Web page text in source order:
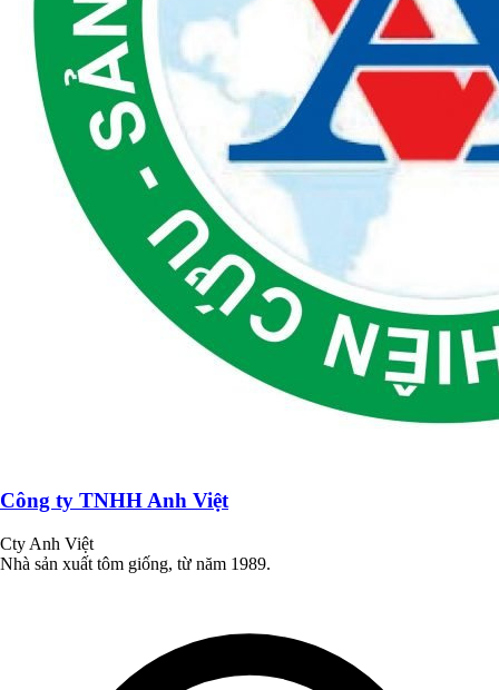
Công ty TNHH Anh Việt
Cty Anh Việt
Nhà sản xuất tôm giống, từ năm 1989.